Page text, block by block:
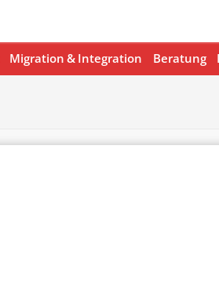
Migration & Integration Beratung